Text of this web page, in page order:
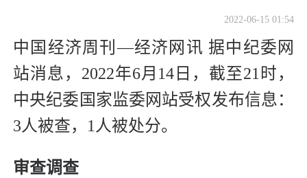
2022-06-15 01:54
中国经济周刊—经济网讯 据中纪委网
站消息，2022年6月14日，截至21时，
中央纪委国家监委网站受权发布信息：
3人被查，1人被处分。
审查调查